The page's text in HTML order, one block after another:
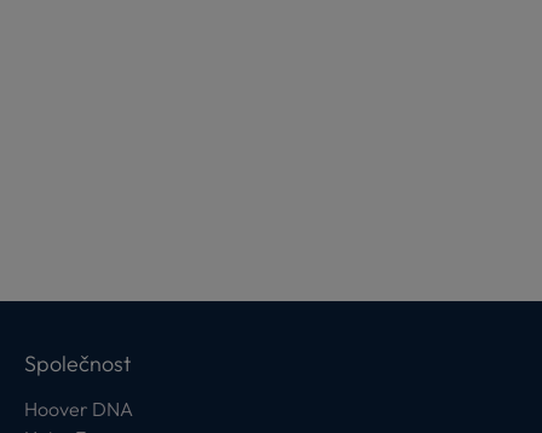
Společnost
Hoover DNA